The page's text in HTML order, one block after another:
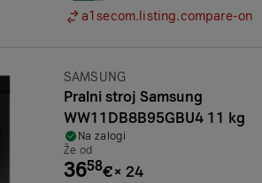
a1secom.listing.compare-on
Znamka:
SAMSUNG
Pralni stroj Samsung
WW11DB8B95GBU4 11 kg
Na zalogi
Že od
3658€× 24